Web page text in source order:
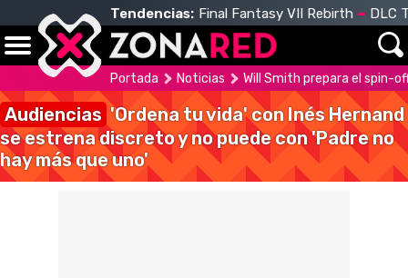
Tendencias: Final Fantasy VII Rebirth DLC
Portada Noticias Will Smith prepara el spin-
Audiencias 'Ordena tu vida' con Inés Hernand
se estrena discreto y no puede con 'Padre no
hay más que uno'